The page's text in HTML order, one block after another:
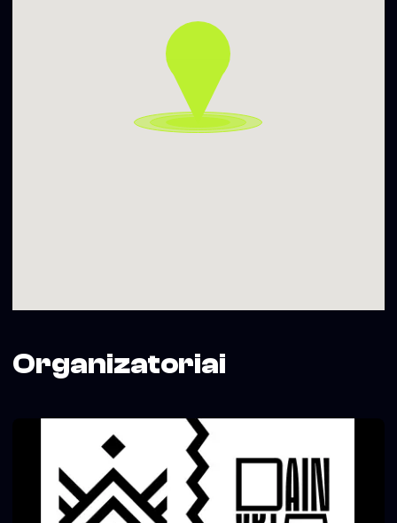
Gauk PROMO kodą įėjimui – siųsk SMS su tekstu SOHO
PENKTADIENIS numeriu +370 699 19092
Daugiau informacijos – www.sohoclub.lt
Soho Dainyklos projekto veiklas iš dalies finansuoja Vilniaus
Organizatoriai